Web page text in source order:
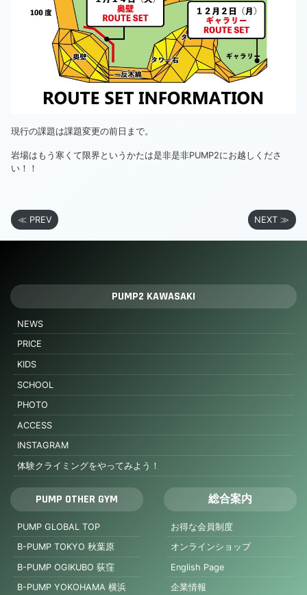
現行の課題は課題変更の前日まで。
岩場はもう寒くて限界というかたは是非是非PUMP2にお越しくださ
い！！
≪ PREV NEXT ≫
PUMP2 KAWASAKI
NEWS
PRICE
KIDS
SCHOOL
PHOTO
ACCESS
INSTAGRAM
体験クライミングをやってみよう！
PUMP OTHER GYM
PUMP GLOBAL TOP
B-PUMP TOKYO 秋葉原
B-PUMP OGIKUBO 荻窪
B-PUMP YOKOHAMA 横浜
総合案内
お得な会員制度
オンラインショップ
English Page
企業情報